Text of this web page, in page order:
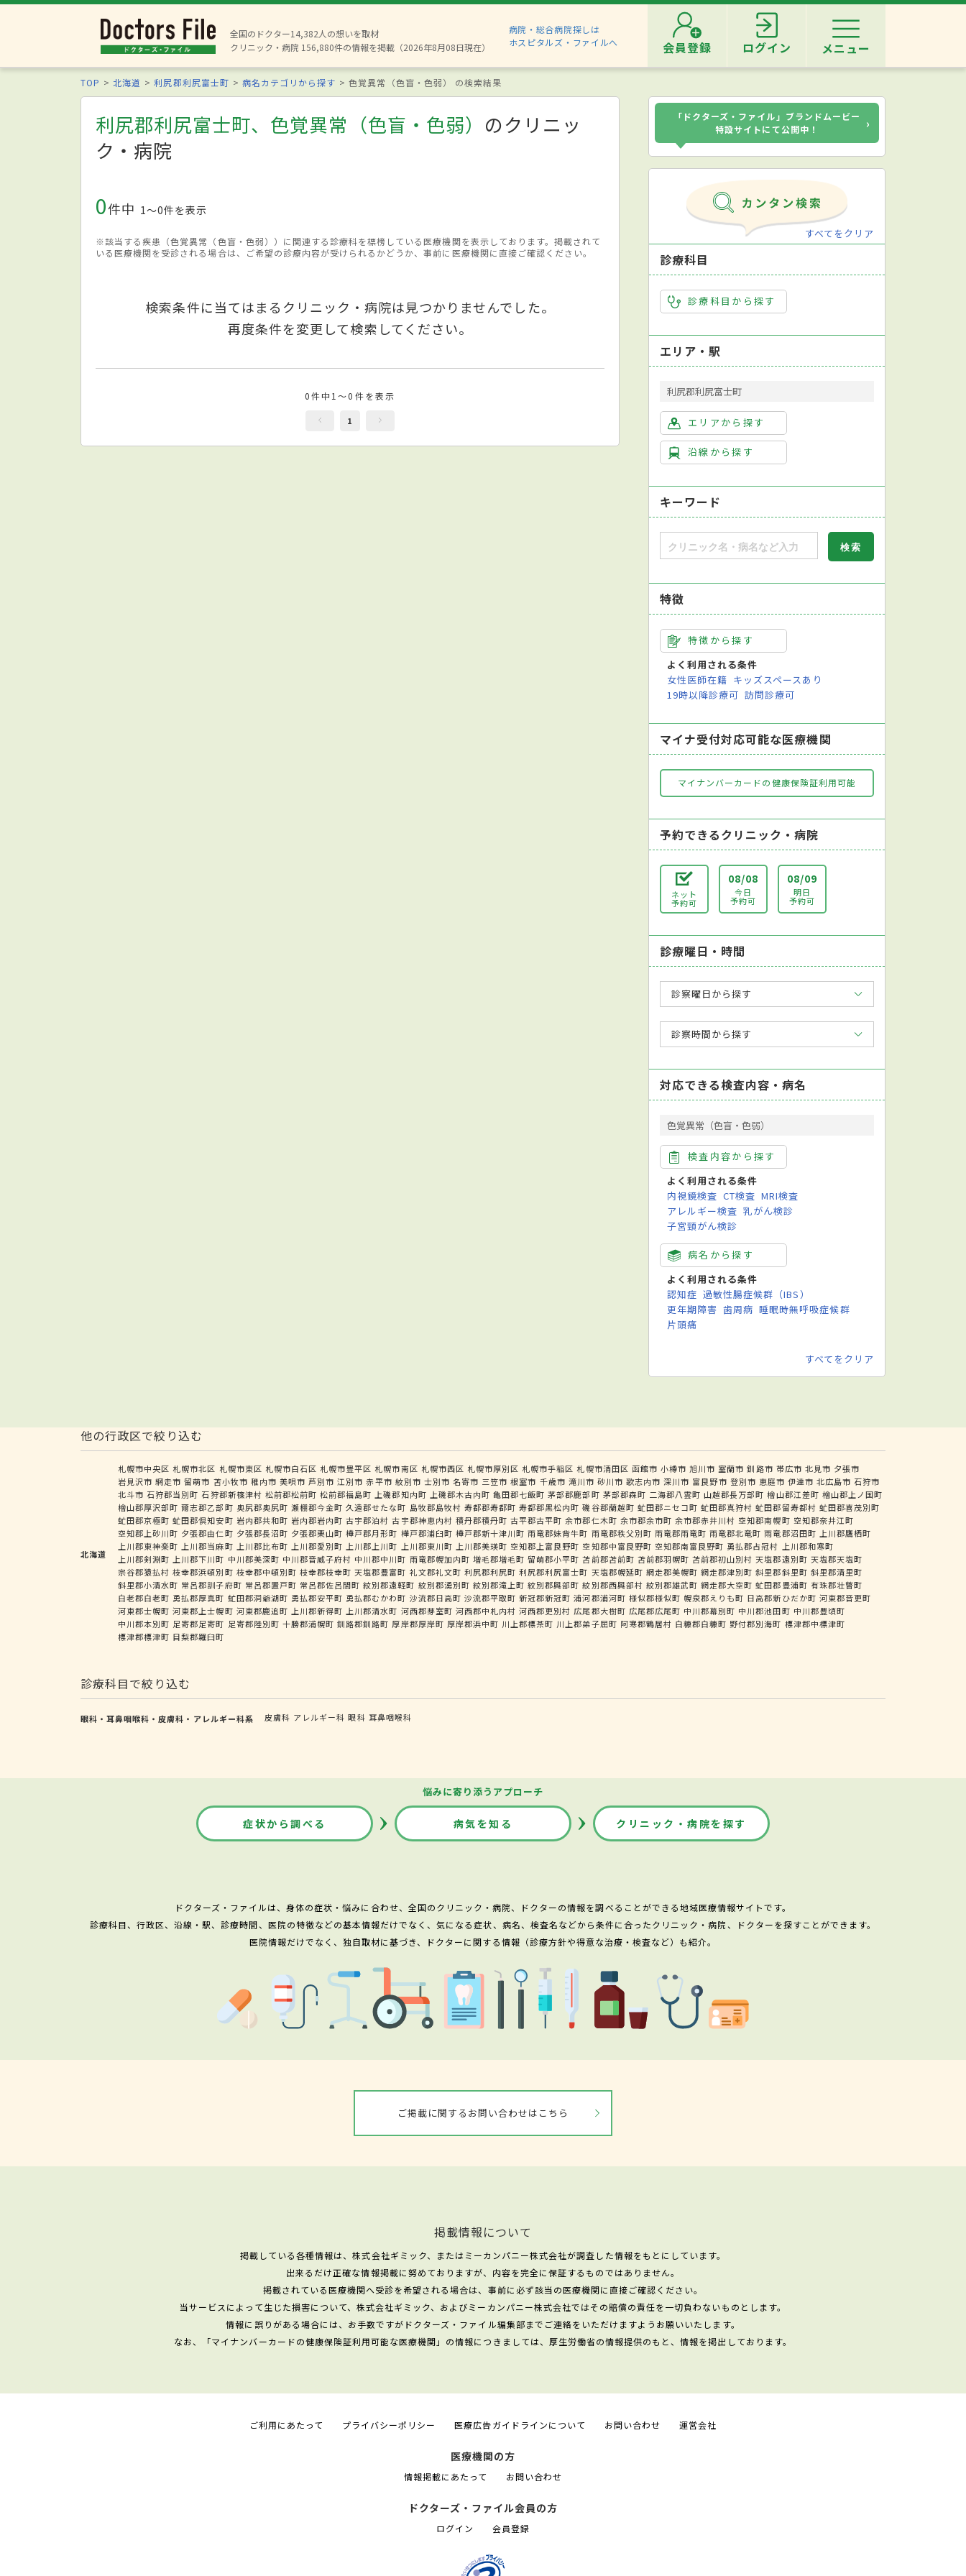
全国のドクター14,382人の想いを取材
クリニック・病院 156,880件の情報を掲載（2026年8月08日現在）
病院・総合病院探しは
ホスピタルズ・ファイルへ
会員登録 ログイン メニュー
TOP 北海道 利尻郡利尻富士町 病名カテゴリから探す 色覚異常（色盲・色弱） の検索結果
利尻郡利尻富士町、色覚異常（色盲・色弱） のクリニッ
ク・病院
0件中 1〜0件を表示
※該当する疾患（色覚異常（色盲・色弱））に関連する診療科を標榜している医療機関を表示しております。掲載されて
いる医療機関を受診される場合は、ご希望の診療内容が受けられるかどうか、事前に医療機関に直接ご確認ください。
検索条件に当てはまるクリニック・病院は見つかりませんでした。
再度条件を変更して検索してください。
0件中1～0件を表示
1
「ドクターズ・ファイル」ブランドムービー
特設サイトにて公開中！
›
すべてをクリア
診療科目
診療科目から探す
エリア・駅
利尻郡利尻富士町
エリアから探す
沿線から探す
キーワード
特徴
特徴から探す
よく利用される条件
女性医師在籍 キッズスペースあり
19時以降診療可 訪問診療可
マイナ受付対応可能な医療機関
マイナンバーカードの健康保険証利用可能
予約できるクリニック・病院
ネット
予約可
08/08
今日
予約可
08/09
明日
予約可
診療曜日・時間
診察曜日から探す
診察時間から探す
対応できる検査内容・病名
色覚異常（色盲・色弱）
検査内容から探す
よく利用される条件
内視鏡検査 CT検査 MRI検査
アレルギー検査 乳がん検診
子宮頸がん検診
病名から探す
よく利用される条件
認知症 過敏性腸症候群（IBS）
更年期障害 歯周病 睡眠時無呼吸症候群
片頭痛
すべてをクリア
他の行政区で絞り込む
北海道
札幌市中央区 札幌市北区 札幌市東区 札幌市白石区 札幌市豊平区 札幌市南区 札幌市西区 札幌市厚別区 札幌市手稲区 札幌市清田区 函館市 小樽市 旭川市 室蘭市 釧路市 帯広市 北見市 夕張市
岩見沢市 網走市 留萌市 苫小牧市 稚内市 美唄市 芦別市 江別市 赤平市 紋別市 士別市 名寄市 三笠市 根室市 千歳市 滝川市 砂川市 歌志内市 深川市 富良野市 登別市 恵庭市 伊達市 北広島市 石狩市
北斗市 石狩郡当別町 石狩郡新篠津村 松前郡松前町 松前郡福島町 上磯郡知内町 上磯郡木古内町 亀田郡七飯町 茅部郡鹿部町 茅部郡森町 二海郡八雲町 山越郡長万部町 檜山郡江差町 檜山郡上ノ国町
檜山郡厚沢部町 爾志郡乙部町 奥尻郡奥尻町 瀬棚郡今金町 久遠郡せたな町 島牧郡島牧村 寿都郡寿都町 寿都郡黒松内町 磯谷郡蘭越町 虻田郡ニセコ町 虻田郡真狩村 虻田郡留寿都村 虻田郡喜茂別町
虻田郡京極町 虻田郡倶知安町 岩内郡共和町 岩内郡岩内町 古宇郡泊村 古宇郡神恵内村 積丹郡積丹町 古平郡古平町 余市郡仁木町 余市郡余市町 余市郡赤井川村 空知郡南幌町 空知郡奈井江町
空知郡上砂川町 夕張郡由仁町 夕張郡長沼町 夕張郡栗山町 樺戸郡月形町 樺戸郡浦臼町 樺戸郡新十津川町 雨竜郡妹背牛町 雨竜郡秩父別町 雨竜郡雨竜町 雨竜郡北竜町 雨竜郡沼田町 上川郡鷹栖町
上川郡東神楽町 上川郡当麻町 上川郡比布町 上川郡愛別町 上川郡上川町 上川郡東川町 上川郡美瑛町 空知郡上富良野町 空知郡中富良野町 空知郡南富良野町 勇払郡占冠村
上川郡和寒町
上川郡剣淵町 上川郡下川町 中川郡美深町 中川郡音威子府村 中川郡中川町 雨竜郡幌加内町 増毛郡増毛町 留萌郡小平町 苫前郡苫前町 苫前郡羽幌町 苫前郡初山別村 天塩郡遠別町 天塩郡天塩町
宗谷郡猿払村 枝幸郡浜頓別町 枝幸郡中頓別町 枝幸郡枝幸町 天塩郡豊富町 礼文郡礼文町 利尻郡利尻町 利尻郡利尻富士町 天塩郡幌延町 網走郡美幌町 網走郡津別町 斜里郡斜里町 斜里郡清里町
斜里郡小清水町 常呂郡訓子府町 常呂郡置戸町 常呂郡佐呂間町 紋別郡遠軽町 紋別郡湧別町 紋別郡滝上町 紋別郡興部町 紋別郡西興部村 紋別郡雄武町 網走郡大空町 虻田郡豊浦町 有珠郡壮瞥町
白老郡白老町 勇払郡厚真町 虻田郡洞爺湖町 勇払郡安平町 勇払郡むかわ町 沙流郡日高町 沙流郡平取町 新冠郡新冠町 浦河郡浦河町 様似郡様似町 幌泉郡えりも町 日高郡新ひだか町 河東郡音更町
河東郡士幌町 河東郡上士幌町 河東郡鹿追町 上川郡新得町 上川郡清水町 河西郡芽室町 河西郡中札内村 河西郡更別村 広尾郡大樹町 広尾郡広尾町 中川郡幕別町 中川郡池田町 中川郡豊頃町
中川郡本別町 足寄郡足寄町 足寄郡陸別町 十勝郡浦幌町 釧路郡釧路町 厚岸郡厚岸町 厚岸郡浜中町 川上郡標茶町 川上郡弟子屈町 阿寒郡鶴居村 白糠郡白糠町 野付郡別海町 標津郡中標津町
標津郡標津町 目梨郡羅臼町
診療科目で絞り込む
眼科・耳鼻咽喉科・皮膚科・アレルギー科系 皮膚科 アレルギー科 眼科 耳鼻咽喉科
悩みに寄り添うアプローチ
症状から調べる 病気を知る クリニック・病院を探す
ドクターズ・ファイルは、身体の症状・悩みに合わせ、全国のクリニック・病院、ドクターの情報を調べることができる地域医療情報サイトです。
診療科目、行政区、沿線・駅、診療時間、医院の特徴などの基本情報だけでなく、気になる症状、病名、検査名などから条件に合ったクリニック・病院、ドクターを探すことができます。
医院情報だけでなく、独自取材に基づき、ドクターに関する情報（診療方針や得意な治療・検査など）も紹介。
ご掲載に関するお問い合わせはこちら
掲載情報について
掲載している各種情報は、株式会社ギミック、またはミーカンパニー株式会社が調査した情報をもとにしています。
出来るだけ正確な情報掲載に努めておりますが、内容を完全に保証するものではありません。
掲載されている医療機関へ受診を希望される場合は、事前に必ず該当の医療機関に直接ご確認ください。
当サービスによって生じた損害について、株式会社ギミック、およびミーカンパニー株式会社ではその賠償の責任を一切負わないものとします。
情報に誤りがある場合には、お手数ですがドクターズ・ファイル編集部までご連絡をいただけますようお願いいたします。
なお、「マイナンバーカードの健康保険証利用可能な医療機関」の情報につきましては、厚生労働省の情報提供のもと、情報を掲出しております。
ご利用にあたって プライバシーポリシー 医療広告ガイドラインについて お問い合わせ 運営会社
医療機関の方
情報掲載にあたって お問い合わせ
ドクターズ・ファイル会員の方
ログイン 会員登録